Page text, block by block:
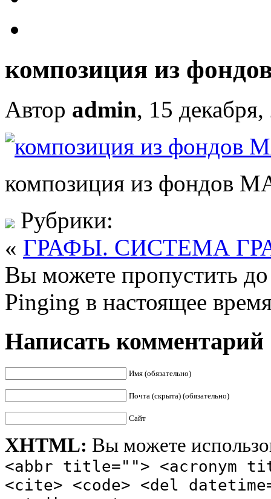
композиция из
Автор admin, 15
композиция из фондов
Рубрики:
« ГРАФЫ. СИСТЕМА
Вы можете пропустить до
Pinging в настоящее
Написать комментарий
Имя (обязательно)
Почта (скрыта) (обязательно)
Сайт
XHTML: Вы можете
<abbr title=""> <acronym
<cite> <code> <del